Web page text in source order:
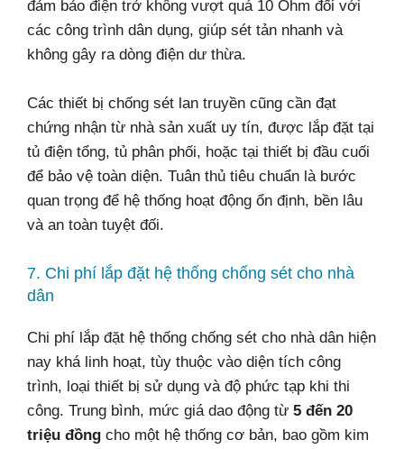
đảm bảo điện trở không vượt quá 10 Ohm đối với
các công trình dân dụng, giúp sét tản nhanh và
không gây ra dòng điện dư thừa.
Các thiết bị chống sét lan truyền cũng cần đạt
chứng nhận từ nhà sản xuất uy tín, được lắp đặt tại
tủ điện tổng, tủ phân phối, hoặc tại thiết bị đầu cuối
để bảo vệ toàn diện. Tuân thủ tiêu chuẩn là bước
quan trọng để hệ thống hoạt động ổn định, bền lâu
và an toàn tuyệt đối.
7. Chi phí lắp đặt hệ thống chống sét cho nhà
dân
Chi phí lắp đặt hệ thống chống sét cho nhà dân hiện
nay khá linh hoạt, tùy thuộc vào diện tích công
trình, loại thiết bị sử dụng và độ phức tạp khi thi
công. Trung bình, mức giá dao động từ 5 đến 20
triệu đồng cho một hệ thống cơ bản, bao gồm kim